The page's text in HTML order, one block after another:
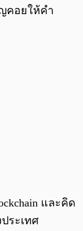
คอยให้คำ
และคิด
ระเทศ